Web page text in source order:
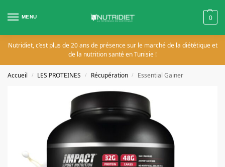
MENU 0
Nutridiet, c’est plus de 20 ans de présence sur le marché de la diététique et
de la nutrition santé en Tunisie !
Accueil / LES PROTEINES / Récupération / Essential Gainer